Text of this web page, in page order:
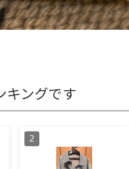
キングです